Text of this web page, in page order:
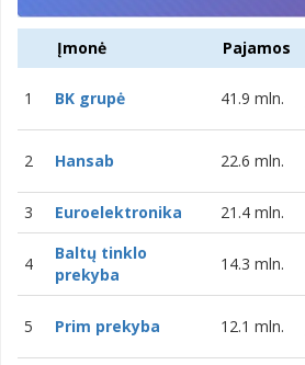
Įmonė Pajamos
1 BK grupė 41.9 mln.
2 Hansab 22.6 mln.
3 Euroelektronika 21.4 mln.
4
Baltų tinklo
prekyba
14.3 mln.
5 Prim prekyba 12.1 mln.